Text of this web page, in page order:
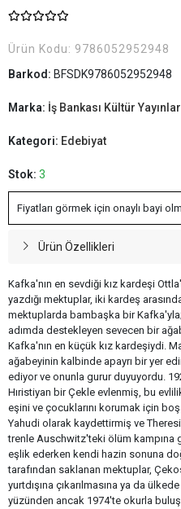
Ürün Kodu: 9786052952948
Barkod: BFSDK9786052952948
Marka: İş Bankası Kültür
Kategori: Edebiyat
Stok: 3
Fiyatları görmek için onaylı bayi
Ürün Özellikleri
Kafka'nın en sevdiği kız kardeşi
yazdığı mektuplar, iki kardeş
mektuplarda bambaşka bir
adımda destekleyen sevecen bir
Kafka'nın en küçük kız kardeşiydi.
ağabeyinin kalbinde apayrı bir yer
ediyor ve onunla gurur duyuyordu.
Hıristiyan bir Çekle evlenmiş, bu
eşini ve çocuklarını korumak için
Yahudi olarak kaydettirmiş ve
trenle Auschwitz'teki ölüm
eşlik ederken kendi hazin sonuna
tarafından saklanan mektuplar,
yurtdışına çıkarılmasına ya da
yüzünden ancak 1974'te okurla